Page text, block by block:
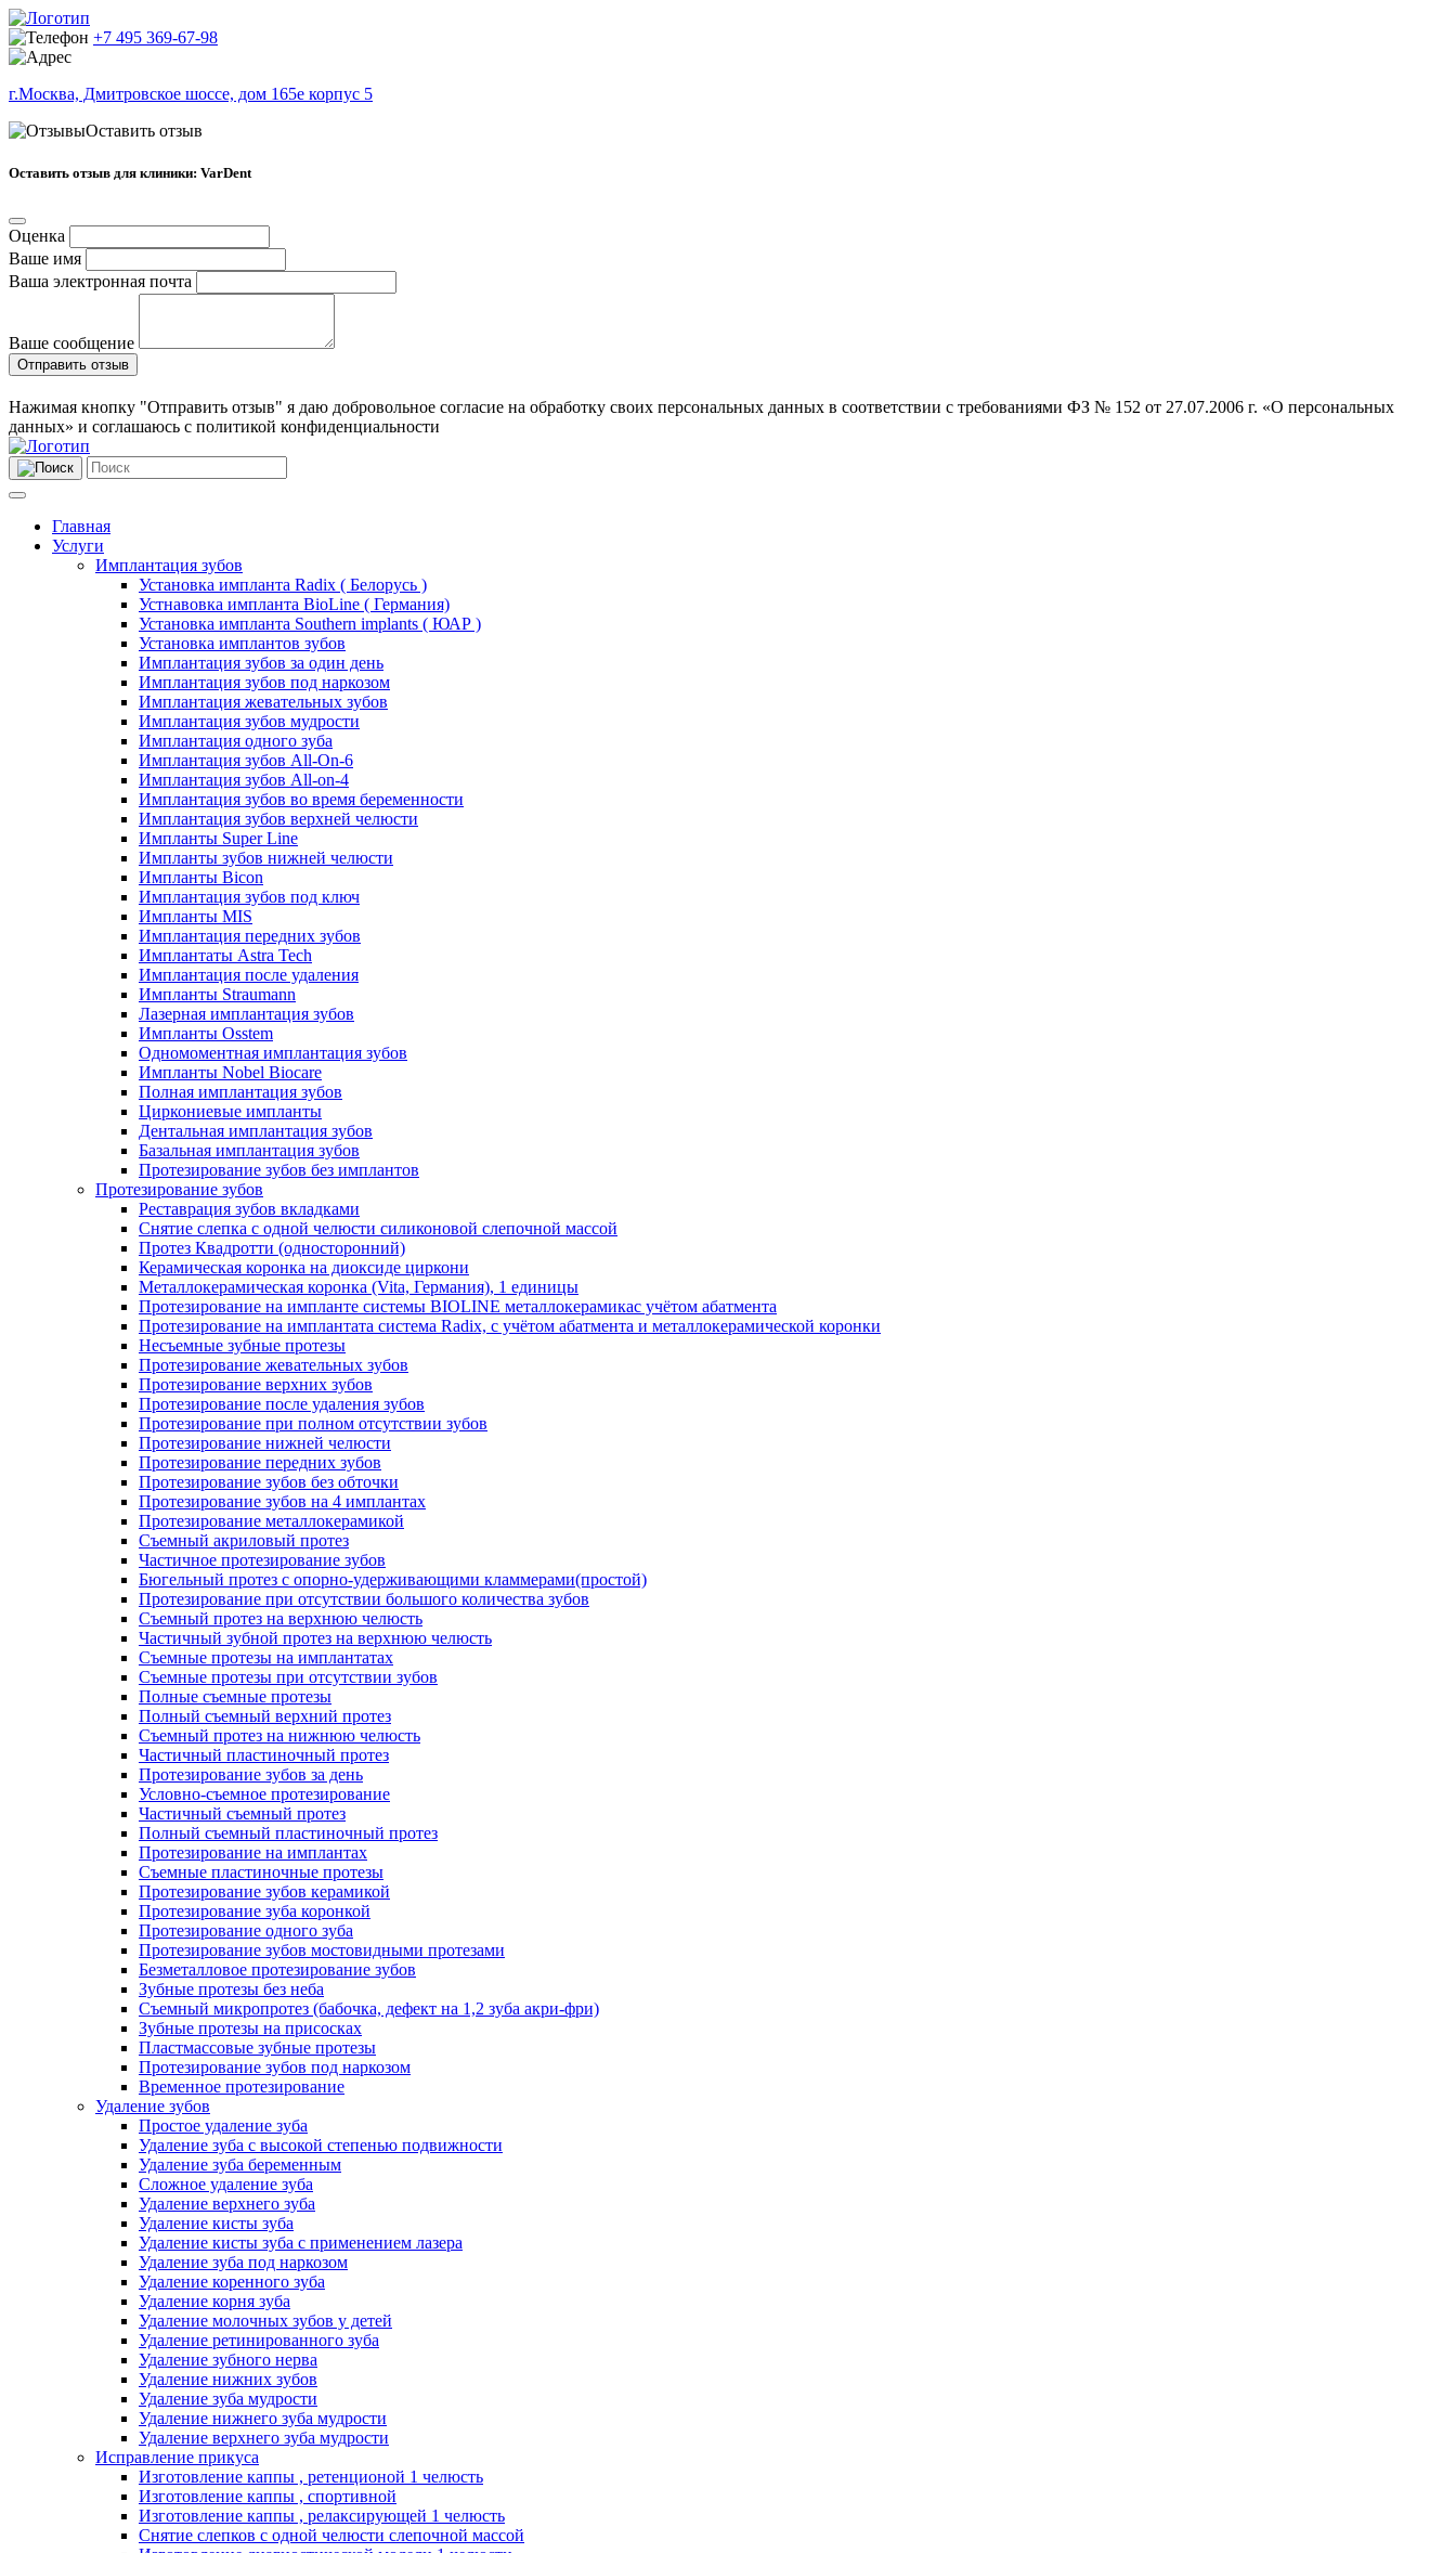
+7 495 369-67-98
г.Москва, Дмитровское шоссе, дом 165е корпус 5
Оставить отзыв
Оставить отзыв для клиники: VarDent
Оценка
Ваше имя
Ваша электронная почта
Ваше сообщение
Отправить отзыв
Нажимая кнопку "Отправить отзыв" я даю добровольное согласие на обработку своих персональных данных в соответствии с требованиями ФЗ № 152 от 27.07.2006 г. «О персональных
данных» и соглашаюсь с политикой конфиденциальности
Главная
Услуги
Имплантация зубов
Установка импланта Radix ( Белорусь )
Устнавовка импланта BioLine ( Германия)
Установка импланта Southern implants ( ЮАР )
Установка имплантов зубов
Имплантация зубов за один день
Имплантация зубов под наркозом
Имплантация жевательных зубов
Имплантация зубов мудрости
Имплантация одного зуба
Имплантация зубов All-On-6
Имплантация зубов All-on-4
Имплантация зубов во время беременности
Имплантация зубов верхней челюсти
Импланты Super Line
Импланты зубов нижней челюсти
Импланты Bicon
Имплантация зубов под ключ
Импланты MIS
Имплантация передних зубов
Имплантаты Astra Tech
Имплантация после удаления
Импланты Straumann
Лазерная имплантация зубов
Импланты Osstem
Одномоментная имплантация зубов
Импланты Nobel Biocare
Полная имплантация зубов
Циркониевые импланты
Дентальная имплантация зубов
Базальная имплантация зубов
Протезирование зубов без имплантов
Протезирование зубов
Реставрация зубов вкладками
Снятие слепка с одной челюсти силиконовой слепочной массой
Протез Квадротти (односторонний)
Керамическая коронка на диоксиде циркони
Металлокерамическая коронка (Vita, Германия), 1 единицы
Протезирование на импланте системы BIOLINE металлокерамикас учётом абатмента
Протезирование на имплантата система Radix, с учётом абатмента и металлокерамической коронки
Несъемные зубные протезы
Протезирование жевательных зубов
Протезирование верхних зубов
Протезирование после удаления зубов
Протезирование при полном отсутствии зубов
Протезирование нижней челюсти
Протезирование передних зубов
Протезирование зубов без обточки
Протезирование зубов на 4 имплантах
Протезирование металлокерамикой
Съемный акриловый протез
Частичное протезирование зубов
Бюгельный протез с опорно-удерживающими кламмерами(простой)
Протезирование при отсутствии большого количества зубов
Съемный протез на верхнюю челюсть
Частичный зубной протез на верхнюю челюсть
Съемные протезы на имплантатах
Съемные протезы при отсутствии зубов
Полные съемные протезы
Полный съемный верхний протез
Съемный протез на нижнюю челюсть
Частичный пластиночный протез
Протезирование зубов за день
Условно-съемное протезирование
Частичный съемный протез
Полный съемный пластиночный протез
Протезирование на имплантах
Съемные пластиночные протезы
Протезирование зубов керамикой
Протезирование зуба коронкой
Протезирование одного зуба
Протезирование зубов мостовидными протезами
Безметалловое протезирование зубов
Зубные протезы без неба
Съемный микропротез (бабочка, дефект на 1,2 зуба акри-фри)
Зубные протезы на присосках
Пластмассовые зубные протезы
Протезирование зубов под наркозом
Временное протезирование
Удаление зубов
Простое удаление зуба
Удаление зуба с высокой степенью подвижности
Удаление зуба беременным
Сложное удаление зуба
Удаление верхнего зуба
Удаление кисты зуба
Удаление кисты зуба с применением лазера
Удаление зуба под наркозом
Удаление коренного зуба
Удаление корня зуба
Удаление молочных зубов у детей
Удаление ретинированного зуба
Удаление зубного нерва
Удаление нижних зубов
Удаление зуба мудрости
Удаление нижнего зуба мудрости
Удаление верхнего зуба мудрости
Исправление прикуса
Изготовление каппы , ретенционой 1 челюсть
Изготовление каппы , спортивной
Изготовление каппы , релаксирующей 1 челюсть
Снятие слепков с одной челюсти слепочной массой